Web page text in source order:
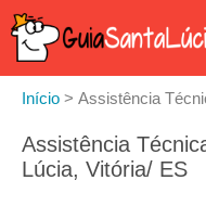
Início > Assistência
Assistência
Lúcia, Vitória/ ES